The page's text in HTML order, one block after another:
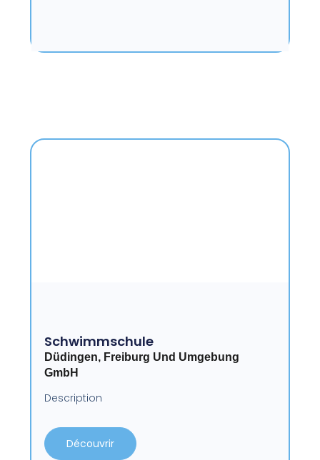
Schwimmschule
Düdingen, Freiburg Und Umgebung
GmbH
Description
Découvrir